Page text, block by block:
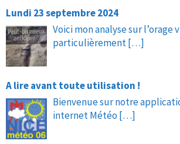
Lundi 23 septembre 2024
Voici mon analyse sur l’orage
particulièrement[…]
A lire avant toute utilisation !
Bienvenue sur notre
internet Météo […]